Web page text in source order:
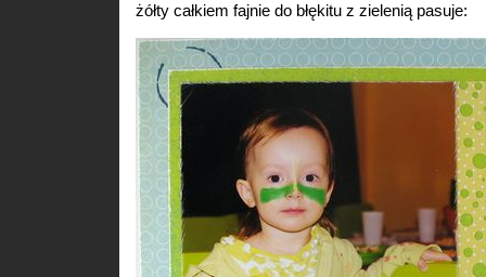
żółty całkiem fajnie do błękitu z zielenią pasuje: